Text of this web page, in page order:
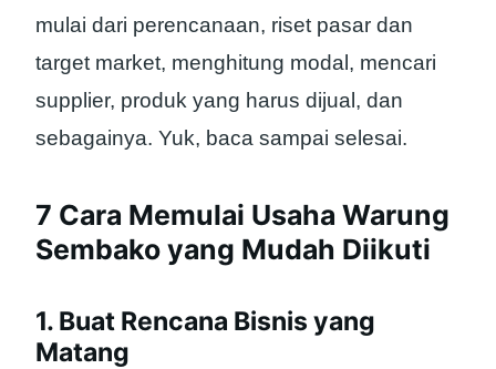
mulai dari perencanaan, riset pasar dan
target market, menghitung modal, mencari
supplier, produk yang harus dijual, dan
sebagainya. Yuk, baca sampai selesai.
7 Cara Memulai Usaha Warung
Sembako yang Mudah Diikuti
1. Buat Rencana Bisnis yang
Matang